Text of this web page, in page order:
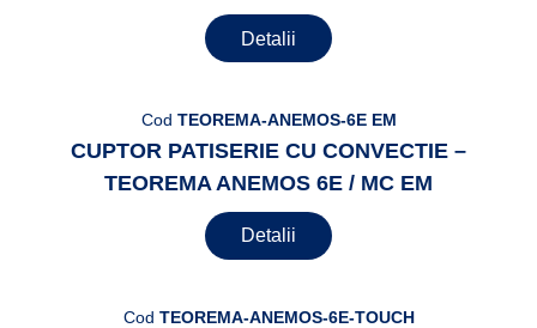
Detalii
Cod TEOREMA-ANEMOS-6E EM
CUPTOR PATISERIE CU CONVECTIE –
TEOREMA ANEMOS 6E / MC EM
Detalii
Cod TEOREMA-ANEMOS-6E-TOUCH